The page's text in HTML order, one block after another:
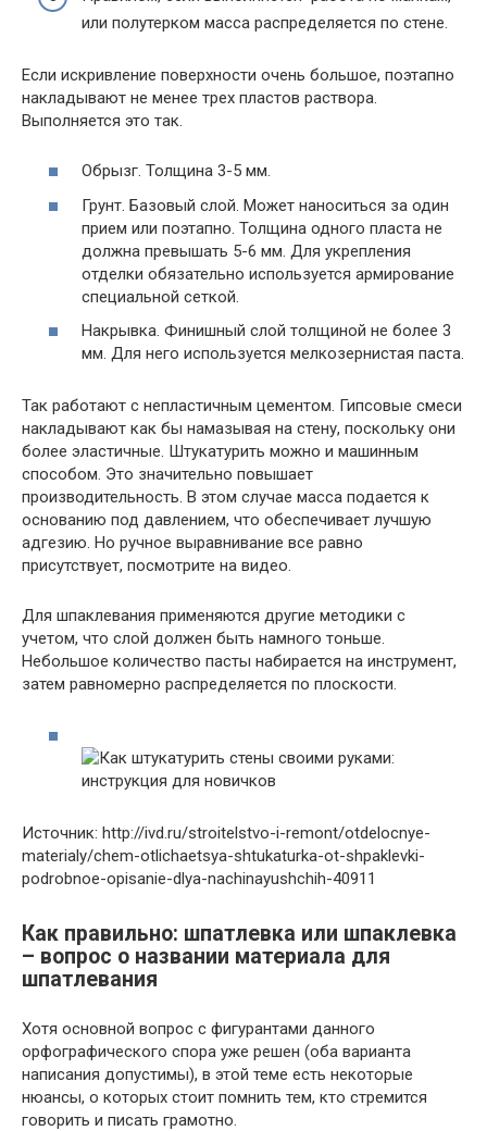
или полутерком масса распределяется по стене.
Если искривление поверхности очень большое, поэтапно
накладывают не менее трех пластов раствора.
Выполняется это так.
Обрызг. Толщина 3-5 мм.
Грунт. Базовый слой. Может наноситься за один
прием или поэтапно. Толщина одного пласта не
должна превышать 5-6 мм. Для укрепления
отделки обязательно используется армирование
специальной сеткой.
Накрывка. Финишный слой толщиной не более 3
мм. Для него используется мелкозернистая паста.
Так работают с непластичным цементом. Гипсовые смеси
накладывают как бы намазывая на стену, поскольку они
более эластичные. Штукатурить можно и машинным
способом. Это значительно повышает
производительность. В этом случае масса подается к
основанию под давлением, что обеспечивает лучшую
адгезию. Но ручное выравнивание все равно
присутствует, посмотрите на видео.
Для шпаклевания применяются другие методики с
учетом, что слой должен быть намного тоньше.
Небольшое количество пасты набирается на инструмент,
затем равномерно распределяется по плоскости.
Источник: http://ivd.ru/stroitelstvo-i-remont/otdelocnye-
materialy/chem-otlichaetsya-shtukaturka-ot-shpaklevki-
podrobnoe-opisanie-dlya-nachinayushchih-40911
Как правильно: шпатлевка или шпаклевка
– вопрос о названии материала для
шпатлевания
Хотя основной вопрос с фигурантами данного
орфографического спора уже решен (оба варианта
написания допустимы), в этой теме есть некоторые
нюансы, о которых стоит помнить тем, кто стремится
говорить и писать грамотно.